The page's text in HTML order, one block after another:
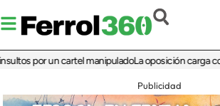
por un cartel manipuladoLa oposición carga contra
Publicidad